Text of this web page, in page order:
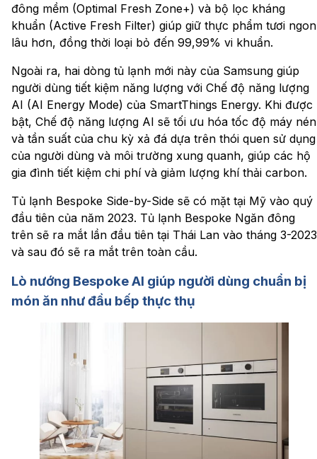
đông mềm (Optimal Fresh Zone+) và bộ lọc kháng
khuẩn (Active Fresh Filter) giúp giữ thực phẩm tươi ngon
lâu hơn, đồng thời loại bỏ đến 99,99% vi khuẩn.
Ngoài ra, hai dòng tủ lạnh mới này của Samsung giúp
người dùng tiết kiệm năng lượng với Chế độ năng lượng
AI (AI Energy Mode) của SmartThings Energy. Khi được
bật, Chế độ năng lượng AI sẽ tối ưu hóa tốc độ máy nén
và tần suất của chu kỳ xả đá dựa trên thói quen sử dụng
của người dùng và môi trường xung quanh, giúp các hộ
gia đình tiết kiệm chi phí và giảm lượng khí thải carbon.
Tủ lạnh Bespoke Side-by-Side sẽ có mặt tại Mỹ vào quý
đầu tiên của năm 2023. Tủ lạnh Bespoke Ngăn đông
trên sẽ ra mắt lần đầu tiên tại Thái Lan vào tháng 3-2023
và sau đó sẽ ra mắt trên toàn cầu.
Lò nướng Bespoke AI giúp người dùng chuẩn bị
món ăn như đầu bếp thực thụ